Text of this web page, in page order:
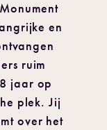
en
ruim
jaar op
plek. Jij
over het